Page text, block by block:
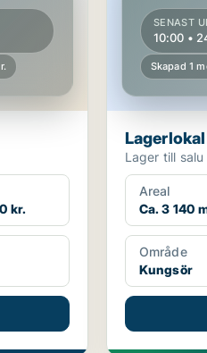
kr.
SENAST
10:00 •
Skapad 1
Lager till
Areal
Ca. 3 140
Område
Kungsör